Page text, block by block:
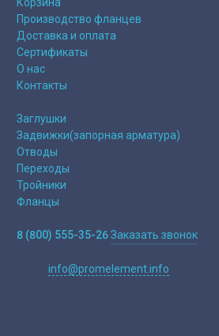
Производство фланцев
Доставка и оплата
Сертификаты
О нас
Контакты
Заглушки
Задвижки(запорная арматура)
Отводы
Переходы
Тройники
Фланцы
8 (800) 555-35-26Заказать звонок
info@promelement.info